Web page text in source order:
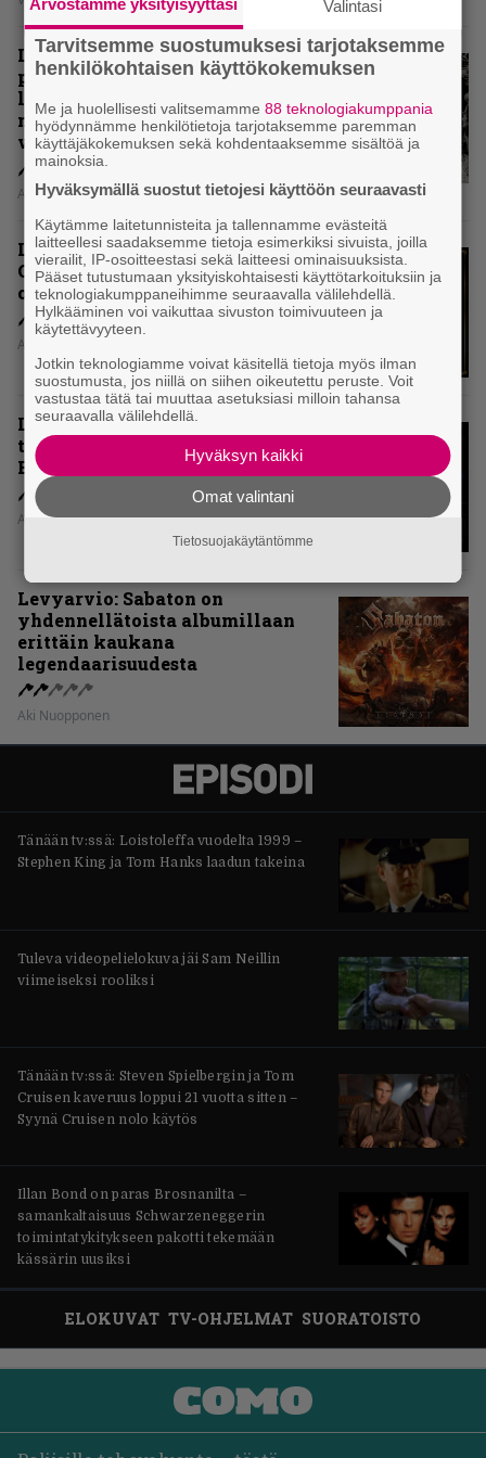
Levyarvio: Coronerin
paluualbumi 32 vuotta edellisen
levytyksen jälkeen ei voi
mitenkään täyttää odotuksia. Vai
voiko?
Aki Nuopponen
Levyarvio: Dirkschneider & The
Old Gang -albumista ei aina tiedä,
onko se tosissaan tehty vai ei
Aki Nuopponen
Levyarvio: Onko Steelbound jo
täydellisintä mahdollista Battle
Beastia?
Aki Nuopponen
Levyarvio: Sabaton on
yhdennellätoista albumillaan
erittäin kaukana
legendaarisuudesta
Aki Nuopponen
Tänään tv:ssä: Loistoleffa vuodelta 1999 –
Stephen King ja Tom Hanks laadun takeina
Tuleva videopelielokuva jäi Sam Neillin
viimeiseksi rooliksi
Tänään tv:ssä: Steven Spielbergin ja Tom
Cruisen kaveruus loppui 21 vuotta sitten –
Syynä Cruisen nolo käytös
Illan Bond on paras Brosnanilta –
samankaltaisuus Schwarzeneggerin
toimintatykitykseen pakotti tekemään
kässärin uusiksi
ELOKUVAT TV-OHJELMAT SUORATOISTO
Arvostamme yksityisyyttäsi Valintasi
Tarvitsemme suostumuksesi tarjotaksemme
henkilökohtaisen käyttökokemuksen
Me ja huolellisesti valitsemamme88 teknologiakumppania
hyödynnämme henkilötietoja tarjotaksemme paremman
käyttäjäkokemuksen sekä kohdentaaksemme sisältöä ja
mainoksia.
Hyväksymällä suostut tietojesi käyttöön seuraavasti
Käytämme laitetunnisteita ja tallennamme evästeitä
laitteellesi saadaksemme tietoja esimerkiksi sivuista, joilla
vierailit, IP-osoitteestasi sekä laitteesi ominaisuuksista.
Pääset tutustumaan yksityiskohtaisesti käyttötarkoituksiin ja
teknologiakumppaneihimme seuraavalla välilehdellä.
Hylkääminen voi vaikuttaa sivuston toimivuuteen ja
käytettävyyteen.
Jotkin teknologiamme voivat käsitellä tietoja myös ilman
suostumusta, jos niillä on siihen oikeutettu peruste. Voit
vastustaa tätä tai muuttaa asetuksiasi milloin tahansa
seuraavalla välilehdellä.
Hyväksyn kaikki
Omat valintani
Tietosuojakäytäntömme